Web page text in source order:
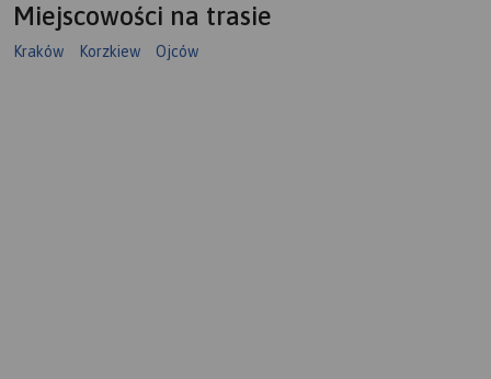
Miejscowości na trasie
Kraków Korzkiew Ojców